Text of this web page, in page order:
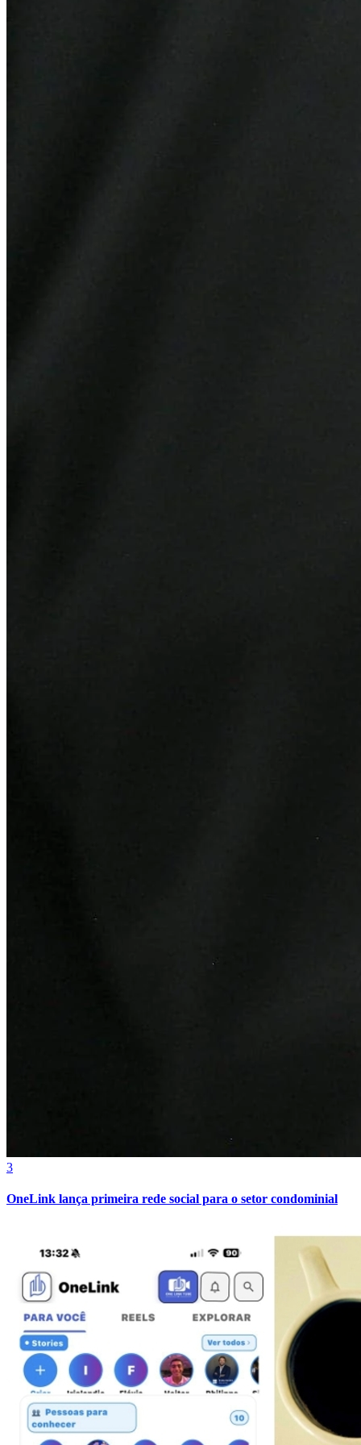
Atlético-MG
3
OneLink lança primeira rede social para o setor condominial